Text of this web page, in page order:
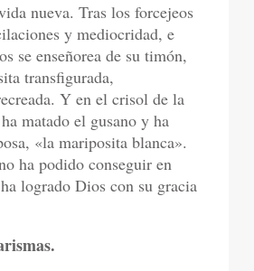
nueva. Tras los forcejeos
y mediocridad, e
se enseñorea de su timón,
transfigurada,
Y en el crisol de la
matado el gusano y ha
«la mariposita blanca».
ha podido conseguir en
logrado Dios con su gracia